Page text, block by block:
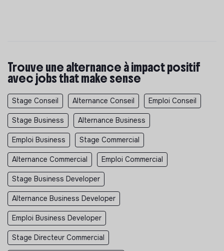
Trouve une alternance à impact positif
avec jobs that make sense
Stage Conseil Alternance Conseil Emploi Conseil
Stage Business Alternance Business
Emploi Business Stage Commercial
Alternance Commercial Emploi Commercial
Stage Business Developer
Alternance Business Developer
Emploi Business Developer
Stage Directeur Commercial